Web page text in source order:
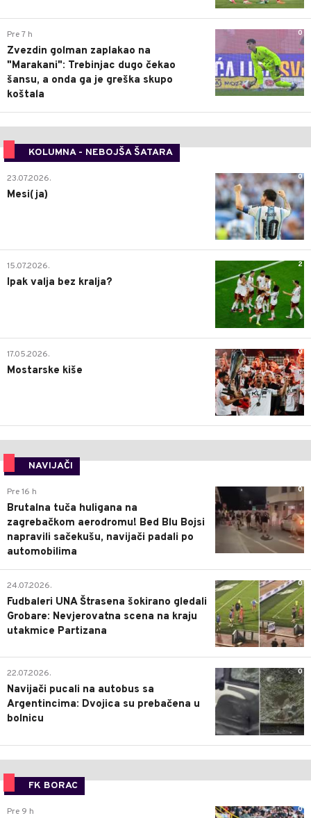
0
Pre 7 h
Zvezdin golman zaplakao na
"Marakani": Trebinjac dugo čekao
šansu, a onda ga je greška skupo
koštala
KOLUMNA - NEBOJŠA ŠATARA
0
23.07.2026.
Mesi(ja)
2
15.07.2026.
Ipak valja bez kralja?
0
17.05.2026.
Mostarske kiše
NAVIJAČI
0
Pre 16 h
Brutalna tuča huligana na
zagrebačkom aerodromu! Bed Blu Bojsi
napravili sačekušu, navijači padali po
automobilima
0
24.07.2026.
Fudbaleri UNA Štrasena šokirano gledali
Grobare: Nevjerovatna scena na kraju
utakmice Partizana
0
22.07.2026.
Navijači pucali na autobus sa
Argentincima: Dvojica su prebačena u
bolnicu
FK BORAC
0
Pre 9 h